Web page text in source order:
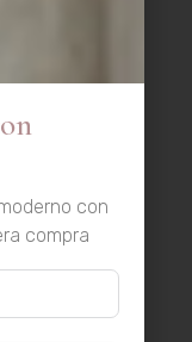
con
compra